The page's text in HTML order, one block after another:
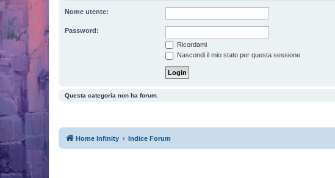
Nome utente:
Password:
Ricordami
Nascondi il mio stato per questa sessione
Questa categoria non ha forum.
Home Infinity Indice Forum